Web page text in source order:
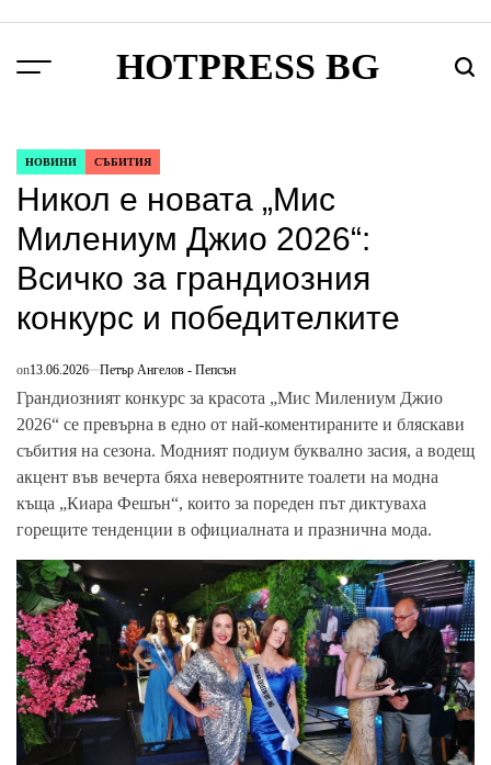
content
Menu HOTPRESS BG
POSTED
IN
НОВИНИ СЪБИТИЯ
Никол е новата „Мис
Милениум Джио 2026“:
Всичко за грандиозния
конкурс и победителките
on13.06.2026 Петър Ангелов - Пепсън
Грандиозният конкурс за красота „Мис Милениум Джио
2026“ се превърна в едно от най-коментираните и бляскави
събития на сезона. Модният подиум буквално засия, а водещ
акцент във вечерта бяха невероятните тоалети на модна
къща „Киара Фешън“, които за пореден път диктуваха
горещите тенденции в официалната и празнична мода.